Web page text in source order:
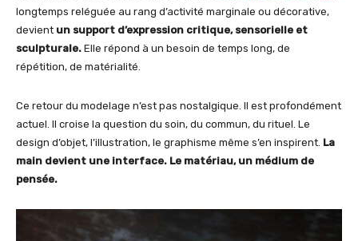
longtemps reléguée au rang d’activité marginale ou décorative,
devient un support d’expression critique, sensorielle et
sculpturale. Elle répond à un besoin de temps long, de
répétition, de matérialité.
Ce retour du modelage n’est pas nostalgique. Il est profondément
actuel. Il croise la question du soin, du commun, du rituel. Le
design d’objet, l’illustration, le graphisme même s’en inspirent. La
main devient une interface. Le matériau, un médium de
pensée.